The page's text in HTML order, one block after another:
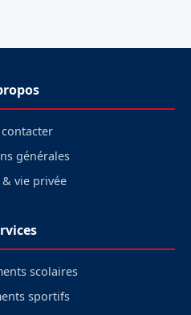
générales
& vie privée
scolaires
sportifs